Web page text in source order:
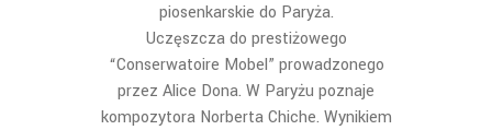
piosenkarskie do Paryża.
Uczęszcza do prestiżowego
“Conserwatoire Mobel” prowadzonego
przez Alice Dona. W Paryżu poznaje
kompozytora Norberta Chiche. Wynikiem